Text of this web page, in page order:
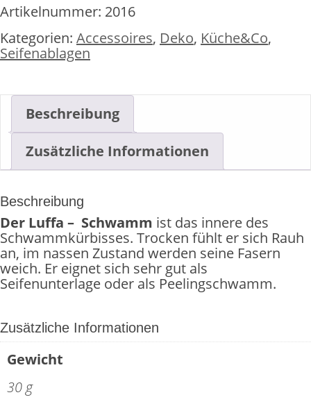
Menge
Artikelnummer: 2016
Kategorien: Accessoires, Deko, Küche&Co,
Seifenablagen
Beschreibung
Zusätzliche Informationen
Beschreibung
Der Luffa – Schwamm ist das innere des
Schwammkürbisses. Trocken fühlt er sich Rauh
an, im nassen Zustand werden seine Fasern
weich. Er eignet sich sehr gut als
Seifenunterlage oder als Peelingschwamm.
Zusätzliche Informationen
Gewicht
30 g